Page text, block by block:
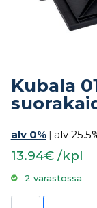
Kubala
alv 0% | alv
13.94€ /kpl
2 varastossa
Kubala 0112 hierrin